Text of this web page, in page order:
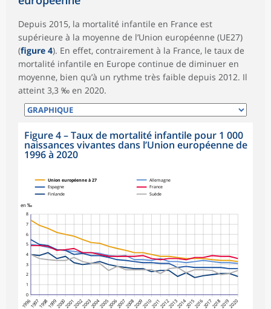
Depuis 2015, la mortalité infantile en France est
supérieure à la moyenne de l’Union européenne (UE27)
(figure 4). En effet, contrairement à la France, le taux de
mortalité infantile en Europe continue de diminuer en
moyenne, bien qu’à un rythme très faible depuis 2012. Il
atteint 3,3 ‰ en 2020.
Figure 4 – Taux de mortalité infantile pour 1 000
naissances vivantes dans l’Union européenne de
1996 à 2020
0
1
2
3
4
5
6
7
8
en ‰
1996199719981999200020012002200320042005200620072008200920102011201220132014201520162017201820192020
Union européenne à 27
Allemagne
Espagne
France
Finlande
Suède